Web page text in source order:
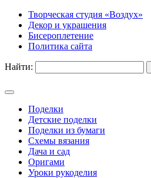
Творческая студия «Воздух»
Декор и украшения
Бисероплетение
Политика сайта
Найти:
Поделки
Детские поделки
Поделки из бумаги
Схемы вязания
Дача и сад
Оригами
Уроки рукоделия